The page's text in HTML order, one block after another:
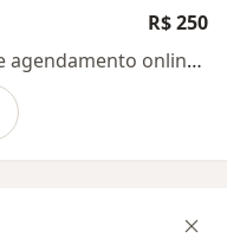
R$ 250
Esse especialista não oferece agendamento online para esse endereço.